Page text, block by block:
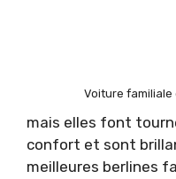
Voiture familiale
mais elles font
confort et sont
meilleures berlines